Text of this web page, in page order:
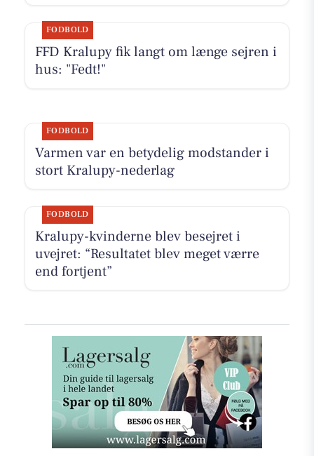
FODBOLD
FFD Kralupy fik langt om længe sejren i
hus: "Fedt!"
FODBOLD
Varmen var en betydelig modstander i
stort Kralupy-nederlag
FODBOLD
Kralupy-kvinderne blev besejret i
uvejret: “Resultatet blev meget værre
end fortjent”